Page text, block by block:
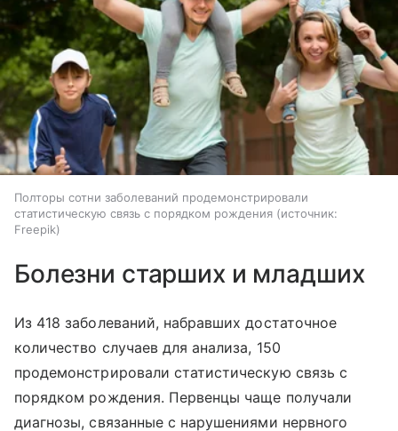
Полторы сотни заболеваний продемонстрировали
статистическую связь с порядком рождения
источник:
Freepik
Болезни старших и младших
Из 418 заболеваний, набравших достаточное
количество случаев для анализа, 150
продемонстрировали статистическую связь с
порядком рождения. Первенцы чаще получали
диагнозы, связанные с нарушениями нервного